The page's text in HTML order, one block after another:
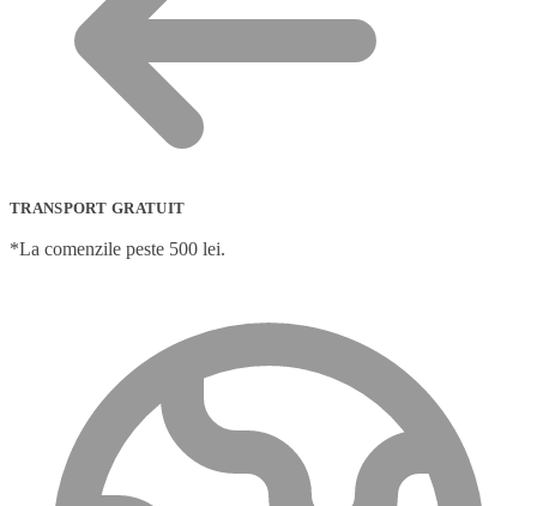
TRANSPORT GRATUIT
*La comenzile peste 500 lei.